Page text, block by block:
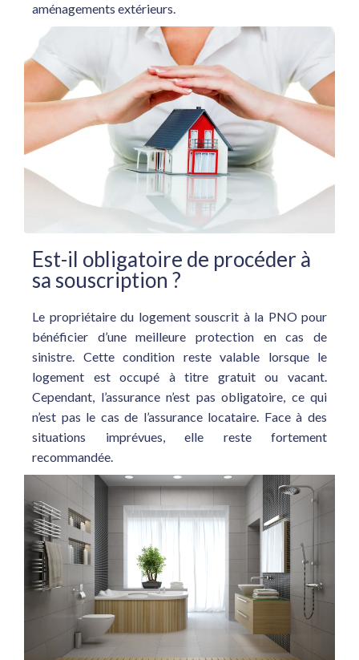
aménagements extérieurs.
Est-il obligatoire de procéder à
sa souscription ?
Le propriétaire du logement souscrit à la PNO pour
bénéficier d’une meilleure protection en cas de
sinistre. Cette condition reste valable lorsque le
logement est occupé à titre gratuit ou vacant.
Cependant, l’assurance n’est pas obligatoire, ce qui
n’est pas le cas de l’assurance locataire. Face à des
situations imprévues, elle reste fortement
recommandée.